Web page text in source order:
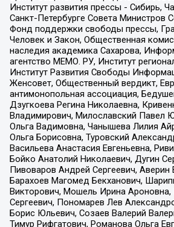
Институт развития прессы - Сибирь,
Санкт-Петербурге Совета Министров
Фонд поддержки свободы прессы,
Человек и Закон, Общественная
наследия академика Сахарова,
агентство МЕМО. РУ, Институт
Институт Развития Свободы
Женсовет, Общественный вердикт,
антимонопольная ассоциация,
Дзугкоева Регина Николаевна,
Владимирович, Милославский Павел
Ольга Вадимовна, Чанышева Лилия
Ольга Борисовна, Туровский
Васильева Анастасия Евгеньевна,
Бойко Анатолий Николаевич, Дугин
Пивоваров Андрей Сергеевич, Аверин
Барахоев Магомед Бекханович,
Викторович, Мошель Ирина
Сергеевич, Пономарев Лев
Борис Юльевич, Созаев Валерий
Тимур Рифгатович, Романова Ольга